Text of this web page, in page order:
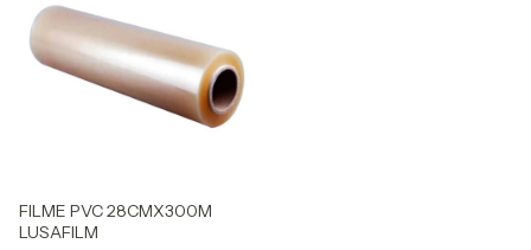
FILME PVC 28CMX300M
LUSAFILM